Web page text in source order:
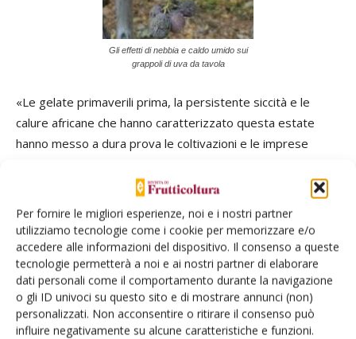
Per fornire le migliori esperienze, noi e i nostri partner
utilizziamo tecnologie come i cookie per memorizzare e/o
accedere alle informazioni del dispositivo. Il consenso a queste
tecnologie permetterà a noi e ai nostri partner di elaborare
dati personali come il comportamento durante la navigazione
o gli ID univoci su questo sito e di mostrare annunci (non)
personalizzati. Non acconsentire o ritirare il consenso può
influire negativamente su alcune caratteristiche e funzioni.
Gli effetti di nebbia e caldo umido sui
grappoli di uva da tavola
«Le gelate primaverili prima, la persistente siccità e le
calure africane che hanno caratterizzato questa estate
hanno messo a dura prova le coltivazioni e le imprese
Confcooperative Puglia. Per salvare le produzioni, i
viticoltori hanno dovuto far ricorso a innumerevoli
irrigazioni di soccorso con un aggravio di costi per i bilanci
delle aziende. Per effettuare le irrigazioni, gli agricoltori
hanno dovuto fare i conti con una rete irrigua obsoleta e
non in grado di far fronte alle esigenze irrigue delle
coltivazioni». Anche in questi giorni un’altra vera e propria
calamità si sta abbattendo sull’uva da tavola. Le nebbie e le